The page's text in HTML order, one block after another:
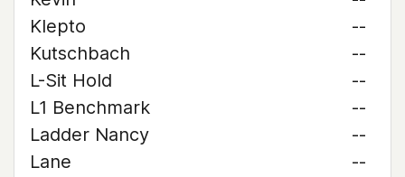
Klepto
--
Kutschbach
--
L-Sit Hold
--
L1 Benchmark
--
Ladder Nancy
--
Lane
--